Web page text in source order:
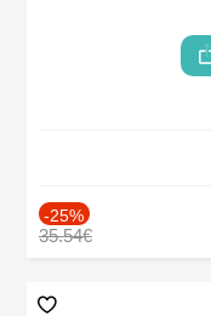
-25%
35.54€